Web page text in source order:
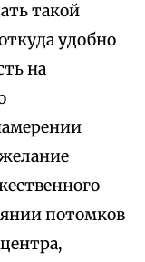
такой
удобно
на
потомков